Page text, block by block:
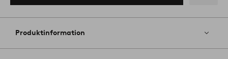
til
Produktinformation